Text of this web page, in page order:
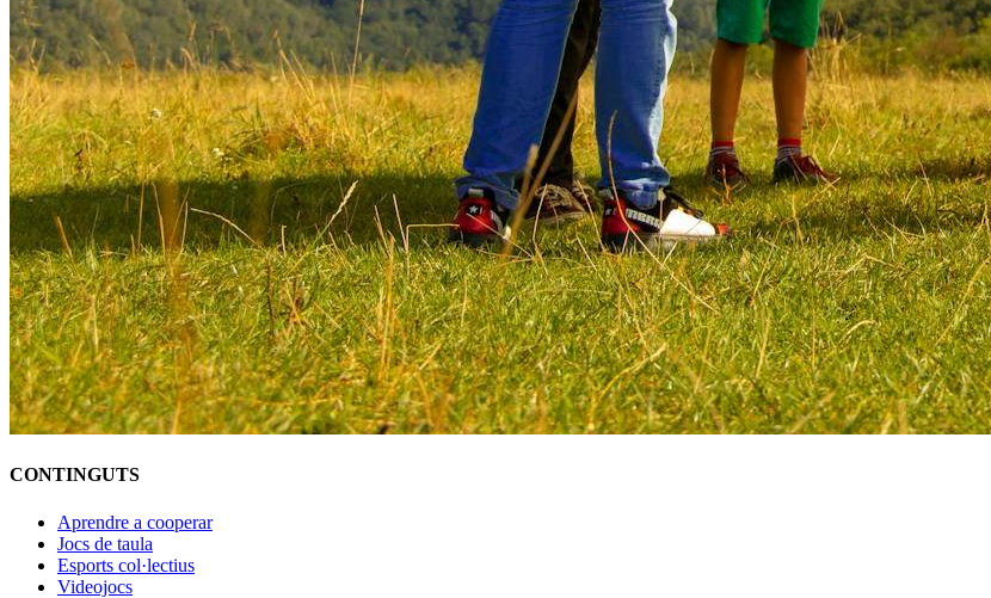
CONTINGUTS
Aprendre a cooperar
Jocs de taula
Esports col·lectius
Videojocs